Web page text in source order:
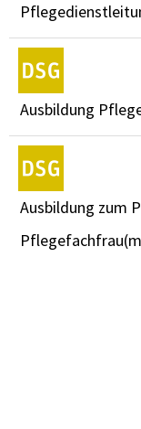
Ausbildung
Ausbildung zum